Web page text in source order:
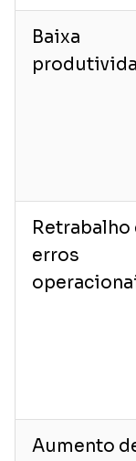
Baixa
Retrabalho
erros
Aumento